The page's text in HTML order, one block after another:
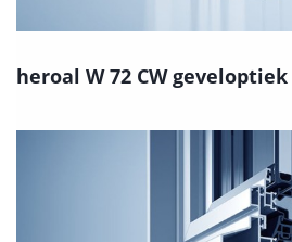
heroal W 72 CW geveloptiek